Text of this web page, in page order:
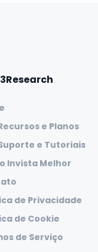
e Planos
e Tutoriais
Invista Melhor
de Privacidade
de Cookie
de Serviço